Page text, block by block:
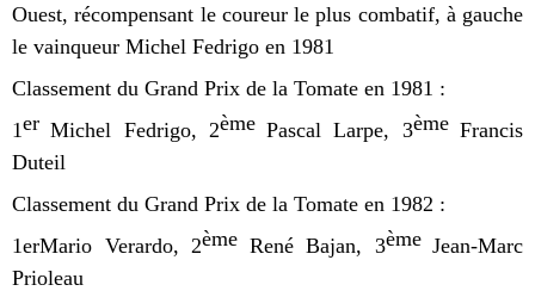
Ouest, récompensant le coureur le plus combatif, à gauche
le vainqueur Michel Fedrigo en 1981
Classement du Grand Prix de la Tomate en 1981 :
1er Michel Fedrigo, 2ème Pascal Larpe, 3ème Francis
Duteil
Classement du Grand Prix de la Tomate en 1982 :
1erMario Verardo, 2ème René Bajan, 3ème Jean-Marc
Prioleau